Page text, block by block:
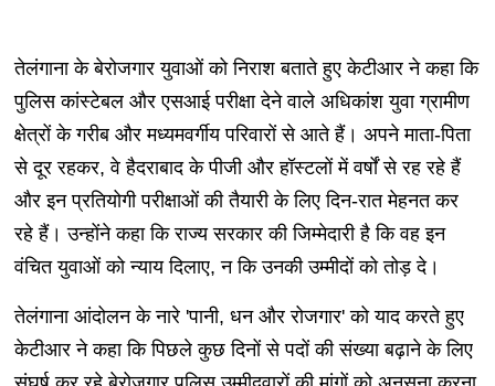
तेलंगाना के बेरोजगार युवाओं को निराश बताते हुए केटीआर ने कहा कि
पुलिस कांस्टेबल और एसआई परीक्षा देने वाले अधिकांश युवा ग्रामीण
क्षेत्रों के गरीब और मध्यमवर्गीय परिवारों से आते हैं। अपने माता-पिता
से दूर रहकर, वे हैदराबाद के पीजी और हॉस्टलों में वर्षों से रह रहे हैं
और इन प्रतियोगी परीक्षाओं की तैयारी के लिए दिन-रात मेहनत कर
रहे हैं। उन्होंने कहा कि राज्य सरकार की जिम्मेदारी है कि वह इन
वंचित युवाओं को न्याय दिलाए, न कि उनकी उम्मीदों को तोड़ दे।
तेलंगाना आंदोलन के नारे 'पानी, धन और रोजगार' को याद करते हुए
केटीआर ने कहा कि पिछले कुछ दिनों से पदों की संख्या बढ़ाने के लिए